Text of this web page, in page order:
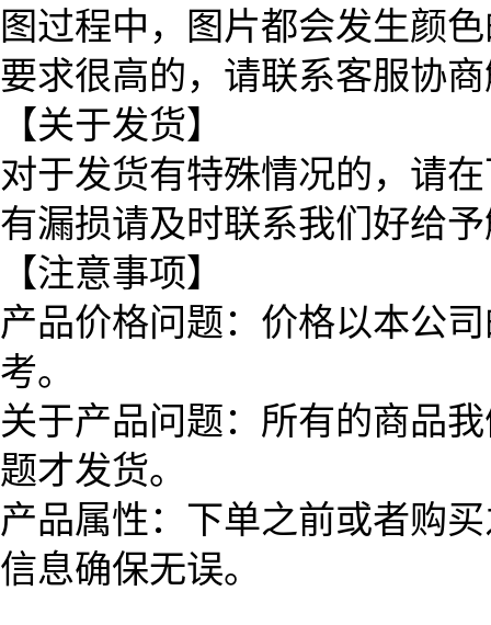
图过程中，图片都会发生颜
要求很高的，请联系客服协
【关于发货】
对于发货有特殊情况的，请
有漏损请及时联系我们好给
【注意事项】
产品价格问题：价格以本公
考。
关于产品问题：所有的商品
题才发货。
产品属性：下单之前或者购
信息确保无误。